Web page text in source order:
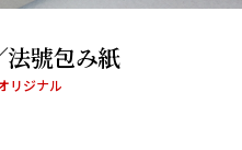
法號包み紙
リジナル